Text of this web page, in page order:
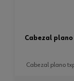
cabezal
cabezal plano